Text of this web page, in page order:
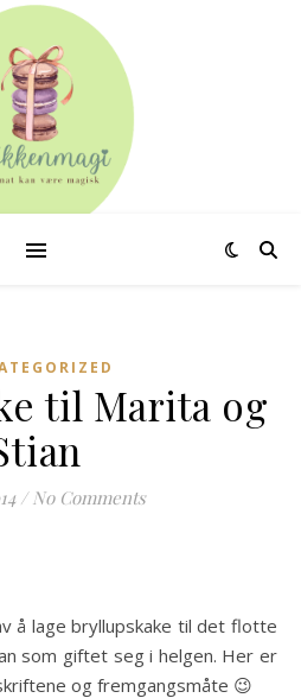
til Marita og
/ No Comments
å lage bryllupskake til det flotte
som giftet seg i helgen. Her er
og fremgangsmåte 😉